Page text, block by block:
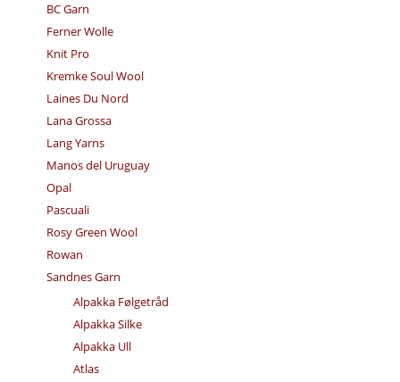
BC Garn
Ferner Wolle
Knit Pro
Kremke Soul Wool
Laines Du Nord
Lana Grossa
Lang Yarns
Manos del Uruguay
Opal
Pascuali
Rosy Green Wool
Rowan
Sandnes Garn
Alpakka Følgetråd
Alpakka Silke
Alpakka Ull
Atlas